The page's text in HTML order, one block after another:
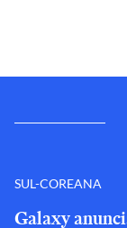
SUL-COREANA
Galaxy